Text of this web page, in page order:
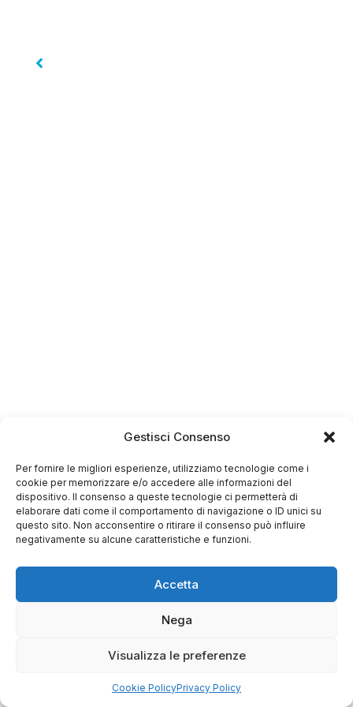
Gestisci Consenso
Per fornire le migliori esperienze, utilizziamo tecnologie come i
cookie per memorizzare e/o accedere alle informazioni del
dispositivo. Il consenso a queste tecnologie ci permetterà di
elaborare dati come il comportamento di navigazione o ID unici su
questo sito. Non acconsentire o ritirare il consenso può influire
negativamente su alcune caratteristiche e funzioni.
Accetta
Nega
Visualizza le preferenze
Cookie PolicyPrivacy Policy